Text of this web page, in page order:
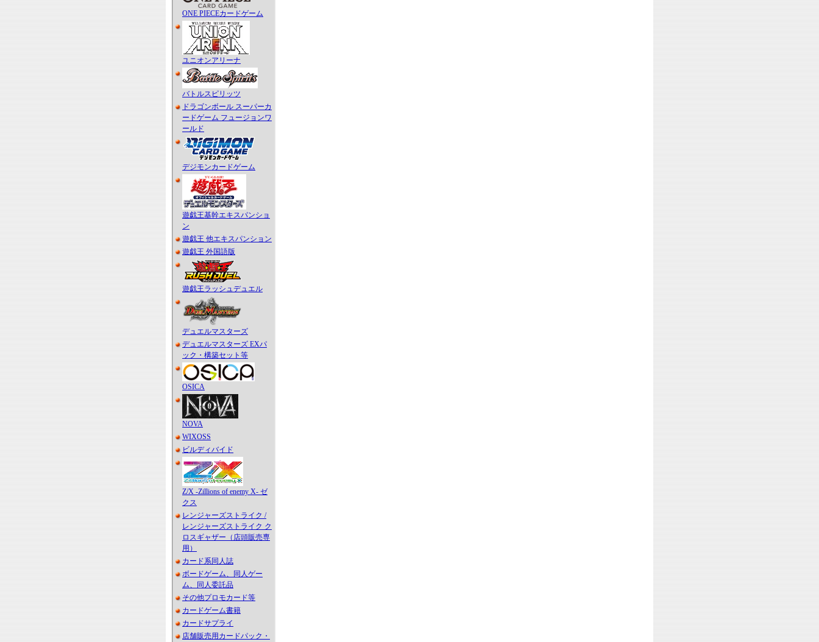
ONE PIECEカードゲーム
ユニオンアリーナ
バトルスピリッツ
ドラゴンボール スーパーカ
ードゲーム フュージョンワ
ールド
デジモンカードゲーム
遊戯王基幹エキスパンショ
ン
遊戯王 他エキスパンション
遊戯王 外国語版
遊戯王ラッシュデュエル
デュエルマスターズ
デュエルマスターズ EXパ
ック・構築セット等
OSICA
NOVA
WIXOSS
ビルディバイド
Z/X -Zillions of enemy X- ゼ
クス
レンジャーズストライク /
レンジャーズストライク ク
ロスギャザー（店頭販売専
用）
カード系同人誌
ボードゲーム、同人ゲー
ム、同人委託品
その他プロモカード等
カードゲーム書籍
カードサプライ
店舗販売用カードパック・